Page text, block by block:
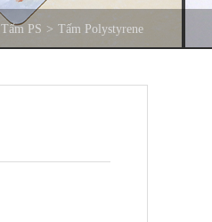
Tấm PS > Tấm Polystyrene